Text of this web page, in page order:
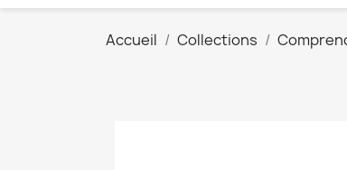
Accueil Collections